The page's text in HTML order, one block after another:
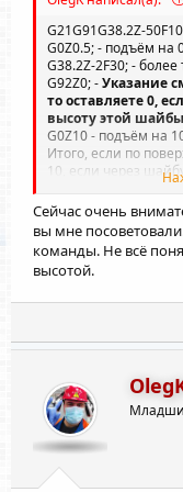
G21G91G38.2Z-
G0Z0.5; - подъём на
G38.2Z-2F30; -
G92Z0; -Указание
то оставляете 0,
высоту этой шайбы
G0Z10 - подъём на
Итого, если по
10, если через
При опускании в
заготовки.
Сейчас очень
вы мне
команды. Не всё
высотой.